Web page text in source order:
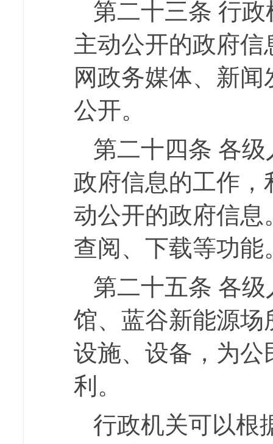
第二十三条 行政
主动公开的政府
网政务媒体、新
公开。
第二十四条 各级
政府信息的工作
动公开的政府信
查阅、下载等功能
第二十五条 各级
馆、蓝谷新能源
设施、设备，为
利。
行政机关可以根